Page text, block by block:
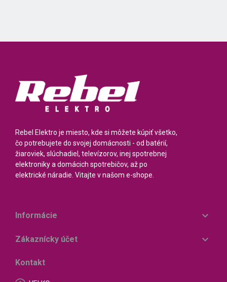
Rebel Elektro je miesto, kde si môžete kúpiť všetko,
čo potrebujete do svojej domácnosti - od batérií,
žiaroviek, slúchadiel, televízorov, inej spotrebnej
elektroniky a domácich spotrebičov, až po
elektrické náradie. Vitajte v našom e-shope.
Informácie 
Zákaznícky účet 
Kontakt